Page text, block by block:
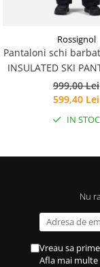
Rossignol
Pantaloni schi
INSULATED SKI
Black
999,00 Lei
599,40 Lei
IN STOC
Nu
Vreau sa
Afla mai multe